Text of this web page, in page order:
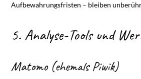
Aufbewahrungsfristen – bleiben
5. Analyse-Tools und
Matomo (ehemals Piwik)